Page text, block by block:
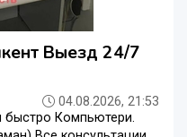
Выезд 24/7
04.08.2026, 21:53
Компьютери.